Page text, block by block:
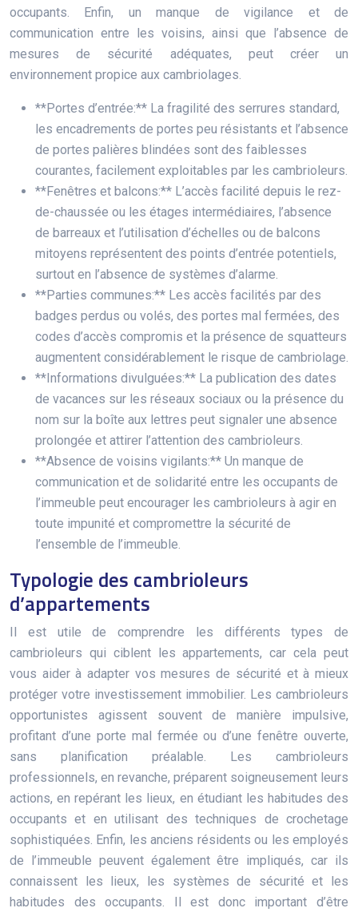
occupants. Enfin, un manque de vigilance et de
communication entre les voisins, ainsi que l’absence de
mesures de sécurité adéquates, peut créer un
environnement propice aux cambriolages.
**Portes d’entrée:** La fragilité des serrures standard,
les encadrements de portes peu résistants et l’absence
de portes palières blindées sont des faiblesses
courantes, facilement exploitables par les cambrioleurs.
**Fenêtres et balcons:** L’accès facilité depuis le rez-
de-chaussée ou les étages intermédiaires, l’absence
de barreaux et l’utilisation d’échelles ou de balcons
mitoyens représentent des points d’entrée potentiels,
surtout en l’absence de systèmes d’alarme.
**Parties communes:** Les accès facilités par des
badges perdus ou volés, des portes mal fermées, des
codes d’accès compromis et la présence de squatteurs
augmentent considérablement le risque de cambriolage.
**Informations divulguées:** La publication des dates
de vacances sur les réseaux sociaux ou la présence du
nom sur la boîte aux lettres peut signaler une absence
prolongée et attirer l’attention des cambrioleurs.
**Absence de voisins vigilants:** Un manque de
communication et de solidarité entre les occupants de
l’immeuble peut encourager les cambrioleurs à agir en
toute impunité et compromettre la sécurité de
l’ensemble de l’immeuble.
Typologie des cambrioleurs
d’appartements
Il est utile de comprendre les différents types de
cambrioleurs qui ciblent les appartements, car cela peut
vous aider à adapter vos mesures de sécurité et à mieux
protéger votre investissement immobilier. Les cambrioleurs
opportunistes agissent souvent de manière impulsive,
profitant d’une porte mal fermée ou d’une fenêtre ouverte,
sans planification préalable. Les cambrioleurs
professionnels, en revanche, préparent soigneusement leurs
actions, en repérant les lieux, en étudiant les habitudes des
occupants et en utilisant des techniques de crochetage
sophistiquées. Enfin, les anciens résidents ou les employés
de l’immeuble peuvent également être impliqués, car ils
connaissent les lieux, les systèmes de sécurité et les
habitudes des occupants. Il est donc important d’être